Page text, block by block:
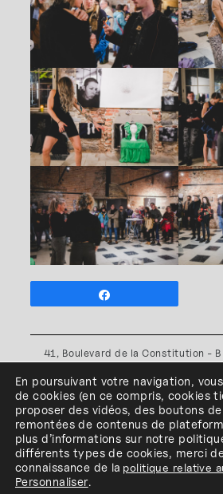
41, Boulevard de la Constitution -
Plan d'accès•Politique de
cookies•Conditions
l'ESA Saint-Luc Liège est
En poursuivant votre navigation,
de cookies (en ce compris, cookies
proposer des vidéos, des boutons
remontées de contenus de
plus d’informations sur notre
différents types de cookies, merci
connaissance de la politique relative
Personnaliser.